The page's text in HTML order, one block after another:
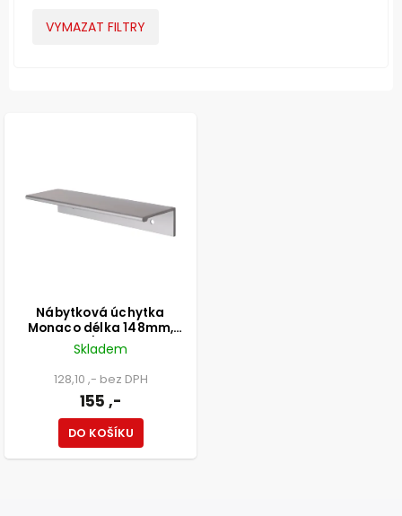
VYMAZAT FILTRY
Nábytková úchytka
Monaco délka 148mm,
Aluminium/matný chrom
Skladem
128,10 ,- bez DPH
155 ,-
DO KOŠÍKU